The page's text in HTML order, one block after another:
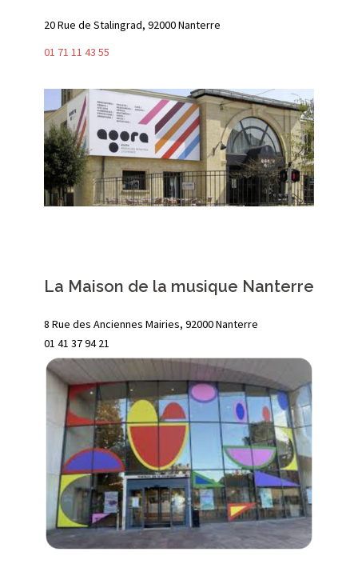
20 Rue de Stalingrad, 92000 Nanterre
01 71 11 43 55
La Maison de la musique Nanterre
8 Rue des Anciennes Mairies, 92000 Nanterre
01 41 37 94 21